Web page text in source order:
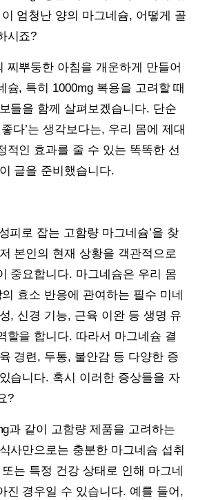
엄청난 양의 마그네슘, 어떻게 골
시죠?
찌뿌둥한 아침을 개운하게 만들어
슘, 특히 1000mg 복용을 고려할 때
들을 함께 살펴보겠습니다. 단순
다’는 생각보다는, 우리 몸에 제대
적인 효과를 줄 수 있는 똑똑한 선
글을 준비했습니다.
피로 잡는 고함량 마그네슘’을 찾
본인의 현재 상황을 객관적으로
중요합니다. 마그네슘은 우리 몸
효소 반응에 관여하는 필수 미네
, 신경 기능, 근육 이완 등 생명 유
할을 합니다. 따라서 마그네슘 결
경련, 두통, 불안감 등 다양한 증
습니다. 혹시 이러한 증상들을 자
?
과 같이 고함량 제품을 고려하는
사만으로는 충분한 마그네슘 섭취
는 특정 건강 상태로 인해 마그네
진 경우일 수 있습니다. 예를 들어,